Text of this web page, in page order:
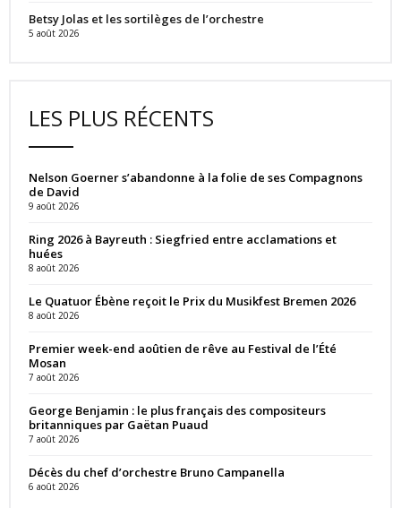
Betsy Jolas et les sortilèges de l’orchestre
5 août 2026
LES PLUS RÉCENTS
Nelson Goerner s’abandonne à la folie de ses Compagnons
de David
9 août 2026
Ring 2026 à Bayreuth : Siegfried entre acclamations et
huées
8 août 2026
Le Quatuor Ébène reçoit le Prix du Musikfest Bremen 2026
8 août 2026
Premier week-end aoûtien de rêve au Festival de l’Été
Mosan
7 août 2026
George Benjamin : le plus français des compositeurs
britanniques par Gaëtan Puaud
7 août 2026
Décès du chef d’orchestre Bruno Campanella
6 août 2026